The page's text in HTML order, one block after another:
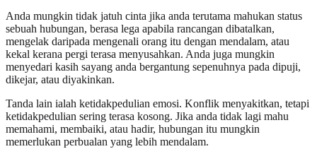
Anda mungkin tidak jatuh cinta jika anda terutama mahukan status
sebuah hubungan, berasa lega apabila rancangan dibatalkan,
mengelak daripada mengenali orang itu dengan mendalam, atau
kekal kerana pergi terasa menyusahkan. Anda juga mungkin
menyedari kasih sayang anda bergantung sepenuhnya pada dipuji,
dikejar, atau diyakinkan.
Tanda lain ialah ketidakpedulian emosi. Konflik menyakitkan, tetapi
ketidakpedulian sering terasa kosong. Jika anda tidak lagi mahu
memahami, membaiki, atau hadir, hubungan itu mungkin
memerlukan perbualan yang lebih mendalam.